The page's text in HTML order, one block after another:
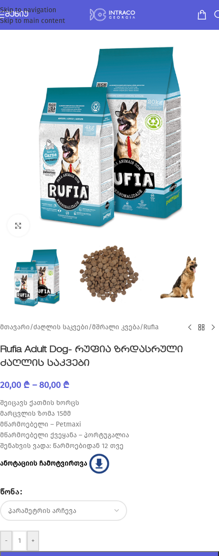
Skip to navigation
Skip to main content
ᲛᲔᲜᲘᲣ
Click to enlarge
მთავარი/ძაღლის საკვები/მშრალი კვება/Rufia
Rufia Adult Dog- რუფია ზრდასრული
ძაღლის საკვები
20,00 ₾ – 80,00 ₾
შეიცავს ქათმის ხორცს
მარცვლის ზომა 15მმ
მწარმოებელი – Petmaxi
მწარმოებელი ქვეყანა – პორტუგალია
შენახვის ვადა: წარმოებიდან 12 თვე
ანოტაციის ჩამოტვირთვა
ᲬᲝᲜᲐ
- +